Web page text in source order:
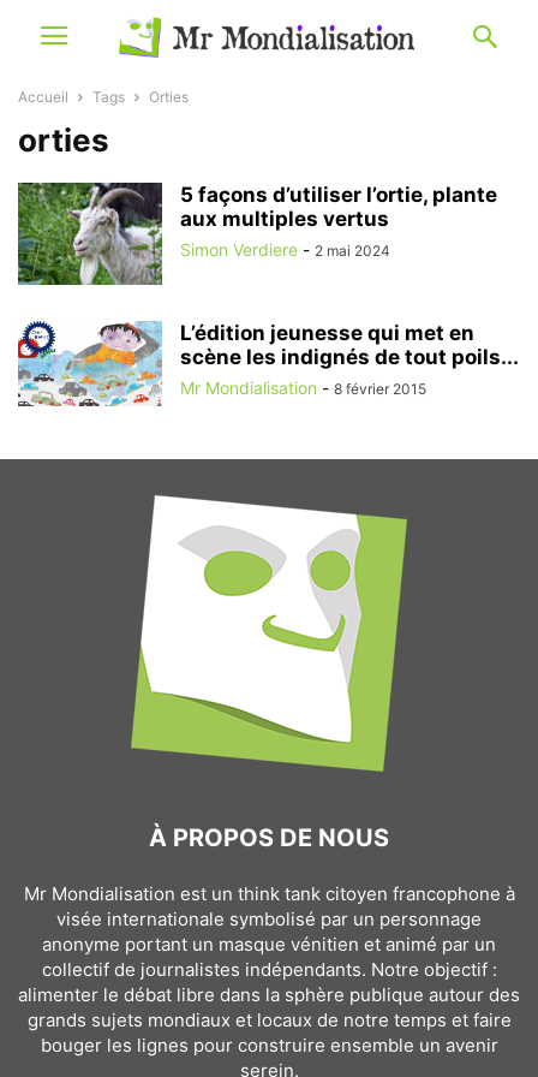
Accueil Tags Orties
orties
5 façons d’utiliser l’ortie, plante
aux multiples vertus
Simon Verdiere - 2 mai 2024
L’édition jeunesse qui met en
scène les indignés de tout poils...
Mr Mondialisation - 8 février 2015
À PROPOS DE NOUS
Mr Mondialisation est un think tank citoyen francophone à
visée internationale symbolisé par un personnage
anonyme portant un masque vénitien et animé par un
collectif de journalistes indépendants. Notre objectif :
alimenter le débat libre dans la sphère publique autour des
grands sujets mondiaux et locaux de notre temps et faire
bouger les lignes pour construire ensemble un avenir
serein.